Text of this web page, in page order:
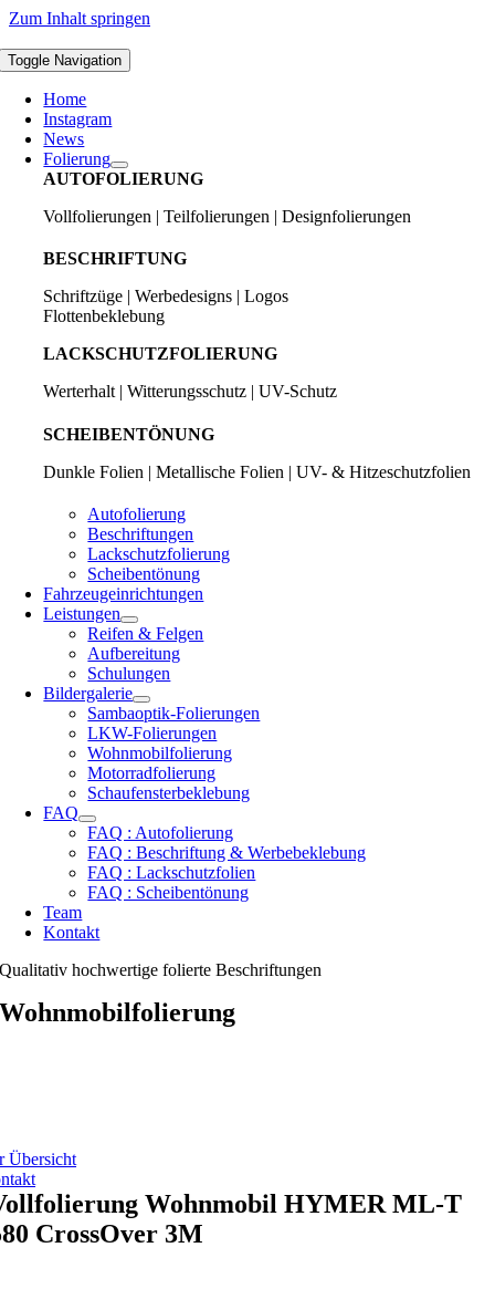
Zum Inhalt springen
Toggle Navigation
Home
Instagram
News
Folierung
AUTOFOLIERUNG
Vollfolierungen | Teilfolierungen | Designfolierungen
BESCHRIFTUNG
Schriftzüge | Werbedesigns | Logos
Flottenbeklebung
LACKSCHUTZFOLIERUNG
Werterhalt | Witterungsschutz | UV-Schutz
SCHEIBENTÖNUNG
Dunkle Folien | Metallische Folien | UV- & Hitzeschutzfolien
Autofolierung
Beschriftungen
Lackschutzfolierung
Scheibentönung
Fahrzeugeinrichtungen
Leistungen
Reifen & Felgen
Aufbereitung
Schulungen
Bildergalerie
Sambaoptik-Folierungen
LKW-Folierungen
Wohnmobilfolierung
Motorradfolierung
Schaufensterbeklebung
FAQ
FAQ : Autofolierung
FAQ : Beschriftung & Werbebeklebung
FAQ : Lackschutzfolien
FAQ : Scheibentönung
Team
Kontakt
Qualitativ hochwertige folierte Beschriftungen
Wohnmobilfolierung
Übersicht
Wohnmobil HYMER ML-T
CrossOver 3M